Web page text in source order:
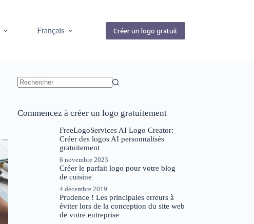
Français Créer un logo gratuit
Commencez à créer un logo gratuitement
FreeLogoServices AI Logo Creator:
Créer des logos AI personnalisés
gratuitement
6 novembre 2023
Créer le parfait logo pour votre blog
de cuisine
4 décembre 2019
Prudence ! Les principales erreurs à
éviter lors de la conception du site web
de votre entreprise